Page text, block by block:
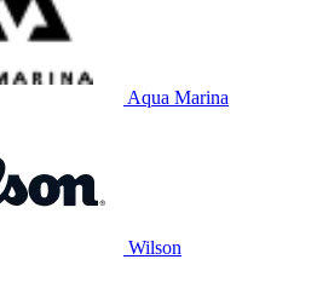
Aqua Marina
Wilson